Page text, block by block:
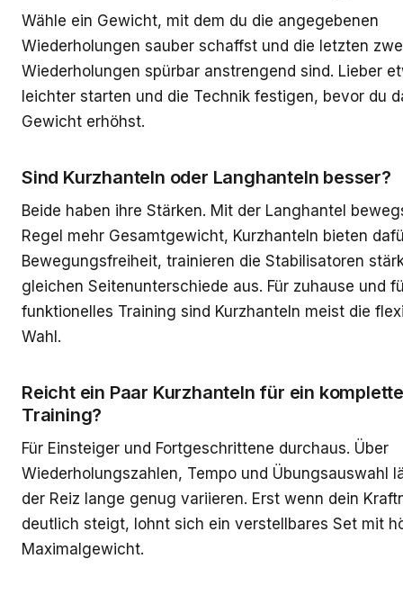
Wähle ein Gewicht, mit dem du die angegebenen
Wiederholungen sauber schaffst und die letzten
Wiederholungen spürbar anstrengend sind. Lieber
leichter starten und die Technik festigen, bevor du
Gewicht erhöhst.
Sind Kurzhanteln oder Langhanteln besser?
Beide haben ihre Stärken. Mit der Langhantel
Regel mehr Gesamtgewicht, Kurzhanteln bieten
Bewegungsfreiheit, trainieren die Stabilisatoren
gleichen Seitenunterschiede aus. Für zuhause und
funktionelles Training sind Kurzhanteln meist die
Wahl.
Reicht ein Paar Kurzhanteln für ein
Training?
Für Einsteiger und Fortgeschrittene durchaus. Über
Wiederholungszahlen, Tempo und Übungsauswahl
der Reiz lange genug variieren. Erst wenn dein
deutlich steigt, lohnt sich ein verstellbares Set mit
Maximalgewicht.